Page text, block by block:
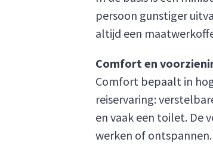
persoon gunstiger
altijd een
Comfort en
Comfort bepaalt in
reiservaring:
en vaak een toilet. De
werken of